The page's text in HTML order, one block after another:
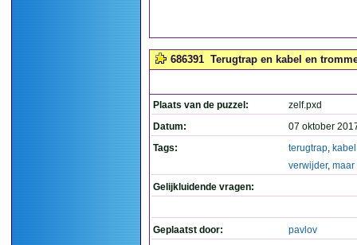
686391 Terugtrap en kabel en
Plaats van de puzzel:
zelf.pxd
Datum:
07 oktober
Tags:
terugtrap, kabel
verwijder, maar
Gelijkluidende vragen:
Geplaatst door: pavlov